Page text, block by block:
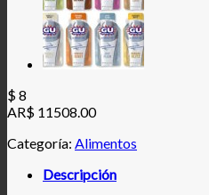
$8
AR$ 11508.00
Categoría: Alimentos
Descripción